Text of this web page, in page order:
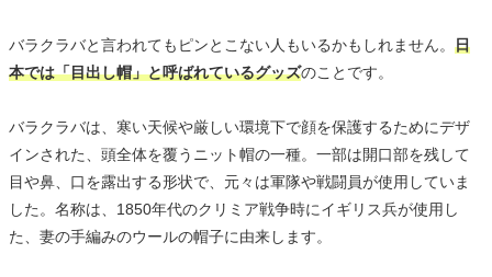
バラクラバと言われてもピンとこない人もいるかもしれません。 日
本では「目出し帽」と呼ばれているグッズのことです。
バラクラバは、寒い天候や厳しい環境下で顔を保護するためにデザ
インされた、頭全体を覆うニット帽の一種。一部は開口部を残して
目や鼻、口を露出する形状で、元々は軍隊や戦闘員が使用していま
した。名称は、1850年代のクリミア戦争時にイギリス兵が使用し
た、妻の手編みのウールの帽子に由来します。